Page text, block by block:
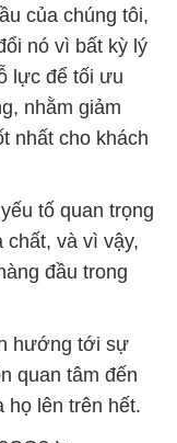
của chúng tôi,
nó vì bất kỳ lý
lực để tối ưu
nhằm giảm
nhất cho khách
tố quan trọng
chất, và vì vậy,
đầu trong
hướng tới sự
quan tâm đến
họ lên trên hết.